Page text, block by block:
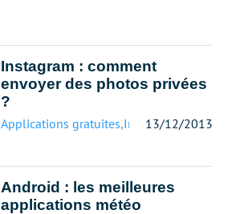
Instagram : comment
envoyer des photos privées
?
Applications gratuites,Instagram
13/12/2013
Android : les meilleures
applications météo